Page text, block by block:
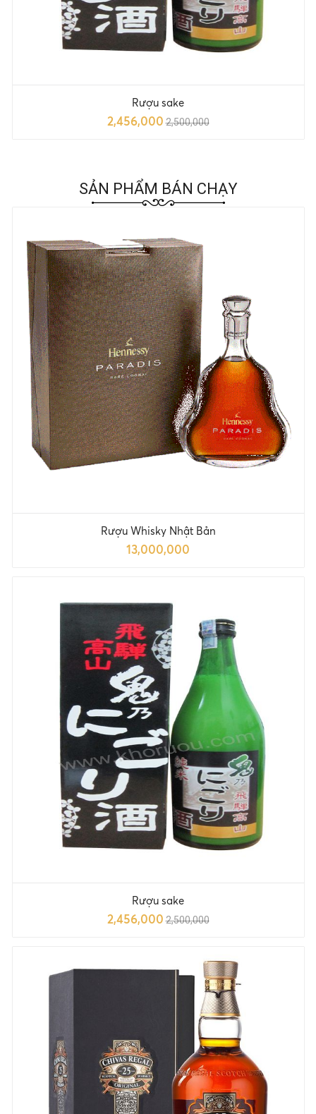
Rượu sake
2,456,000 2,500,000
SẢN PHẨM BÁN CHẠY
Rượu Whisky Nhật Bản
13,000,000
Rượu sake
2,456,000 2,500,000